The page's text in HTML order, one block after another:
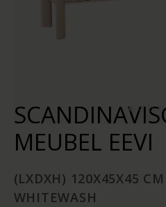
MEUBEL EEVI
(LXDXH) 120X45X45
WHITEWASH